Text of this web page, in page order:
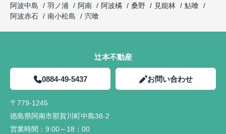
阿波中島
羽ノ浦 阿南 阿波橘 桑野 見能林
鮎喰
阿波赤石
南小松島 宍喰
辻本不動産
0884-49-5437 お問い合わせ
〒779-1245
徳島県阿南市那賀川町中島38-2
営業時間： 9:00～18：00